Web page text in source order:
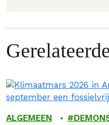
ALGEMEEN